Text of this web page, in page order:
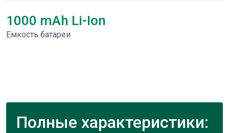
1000 mAh Li-Ion
Емкость батареи
Полные характеристики: